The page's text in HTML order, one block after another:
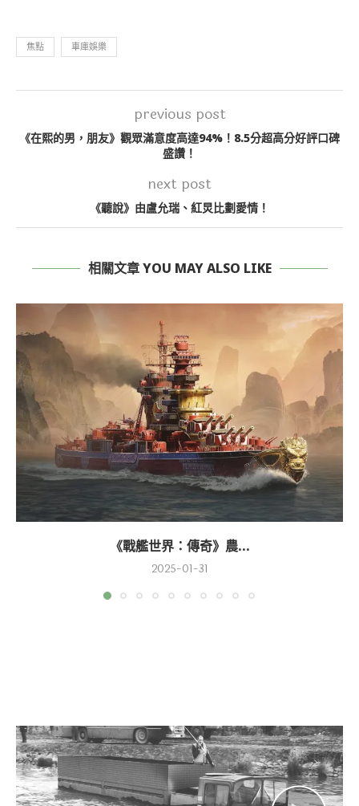
焦點 車庫娛樂
previous post
《在熙的男，朋友》觀眾滿意度高達94%！8.5分超高分好評口碑
盛讚！
next post
《聽說》由盧允瑞、紅炅比劃愛情！
相關文章 YOU MAY ALSO LIKE
《戰艦世界：傳奇》農...
2025-01-31